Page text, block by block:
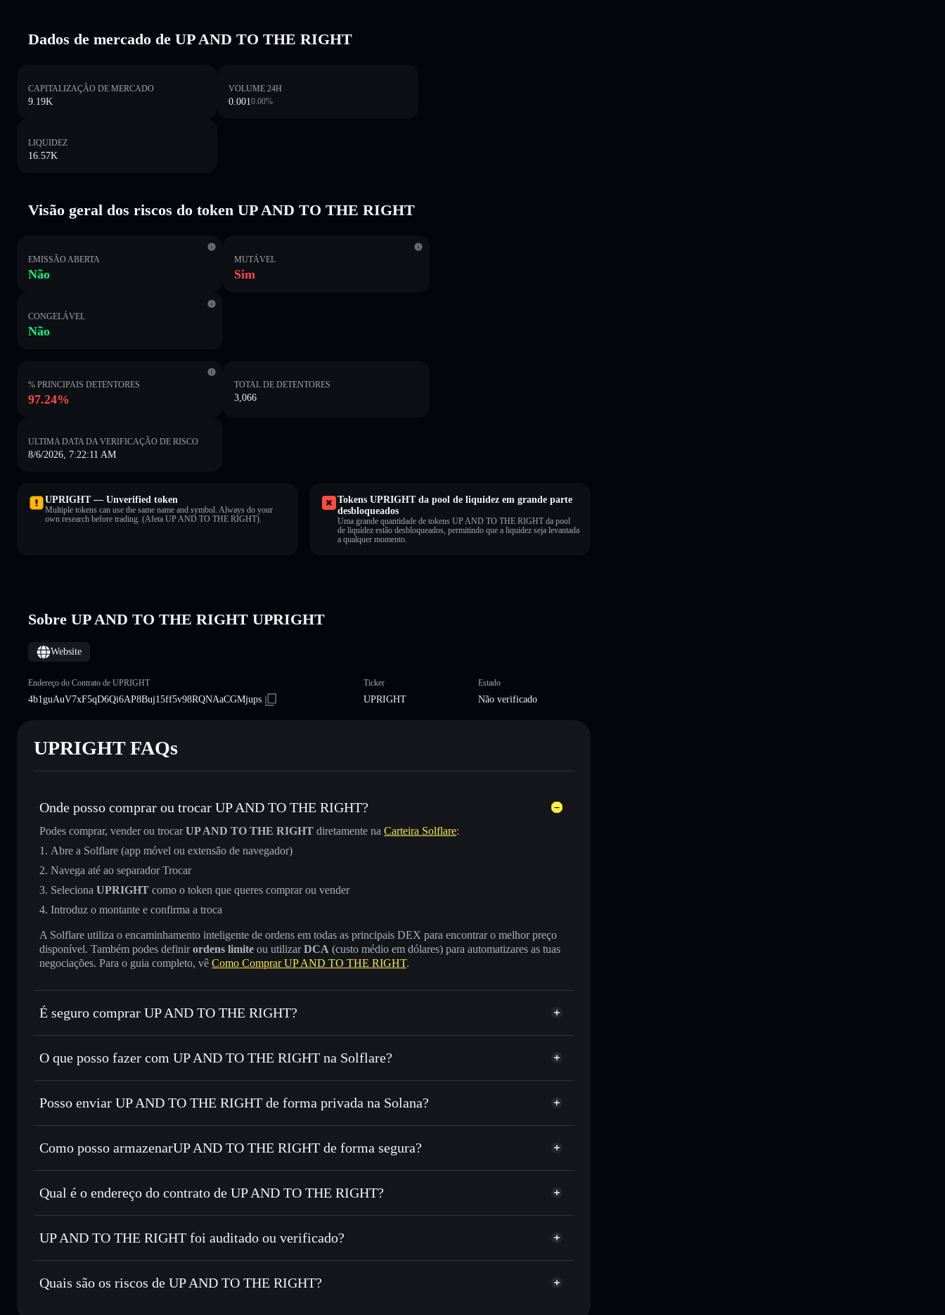
Dados de mercado de UP AND TO THE RIGHT
CAPITALIZAÇÃO DE MERCADO
9.19K
VOLUME 24H
0.0010.00%
LIQUIDEZ
16.57K
Visão geral dos riscos do token UP AND TO THE RIGHT
EMISSÃO ABERTA
Não
MUTÁVEL
Sim
CONGELÁVEL
Não
% PRINCIPAIS DETENTORES
97.24%
TOTAL DE DETENTORES
3,066
ULTIMA DATA DA VERIFICAÇÃO DE RISCO
8/6/2026, 7:22:11 AM
UPRIGHT — Unverified token
Multiple tokens can use the same name and symbol. Always do your
own research before trading. (Afeta UP AND TO THE RIGHT).
Tokens UPRIGHT da pool de liquidez em grande parte
desbloqueados
Uma grande quantidade de tokens UP AND TO THE RIGHT da pool
de liquidez estão desbloqueados, permitindo que a liquidez seja levantada
a qualquer momento.
Sobre UP AND TO THE RIGHT UPRIGHT
Website
Endereço do Contrato de UPRIGHT
4b1guAuV7xF5qD6Qi6AP8Buj15ff5v98RQNAaCGMjups
Ticker
UPRIGHT
Estado
Não verificado
UPRIGHT FAQs
Onde posso comprar ou trocar UP AND TO THE RIGHT?
Podes comprar, vender ou trocarUP AND TO THE RIGHT diretamente na Carteira Solflare:
Abre a Solflare (app móvel ou extensão de navegador)
Navega até ao separador Trocar
Seleciona UPRIGHT como o token que queres comprar ou vender
Introduz o montante e confirma a troca
A Solflare utiliza o encaminhamento inteligente de ordens em todas as principais DEX para encontrar o melhor preço
disponível. Também podes definirordens limite ou utilizarDCA (custo médio em dólares) para automatizares as tuas
negociações. Para o guia completo, vê Como Comprar UP AND TO THE RIGHT.
É seguro comprar UP AND TO THE RIGHT?
UP AND TO THE RIGHT não está verificado
O que posso fazer com UP AND TO THE RIGHT na Solflare?
UP AND TO THE RIGHT
Carteira Solflare
Trocar instantaneamente— trocar UPRIGHT por SOL, USDC ou milhares de outros tokens Solana com
Utilizar DCA— investir de forma faseada ao longo do tempo em UPRIGHT
Enviar de forma privada— transferir UPRIGHT sem associar publicamente as carteiras usando o Agregador de
Privacidade integrado da Solflare
Posso enviar UP AND TO THE RIGHT de forma privada na Solana?
Agregador de Privacidade
Como posso armazenarUP AND TO THE RIGHT de forma segura?
UP AND TO THE RIGHT carteira não-custodial Solflare
Privacidade
Qual é o endereço do contrato de UP AND TO THE RIGHT?
UP AND TO THE RIGHT
4b1guAuV7xF5qD6Qi6AP8Buj15ff5v98RQNAaCGMjups
Carteira Solflare
UP AND TO THE RIGHT foi auditado ou verificado?
UP AND TO THE RIGHT não está verificado
Quais são os riscos de UP AND TO THE RIGHT?